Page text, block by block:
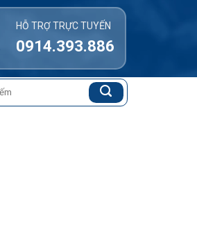
HỖ TRỢ TRỰC TUYẾN
0914.393.886